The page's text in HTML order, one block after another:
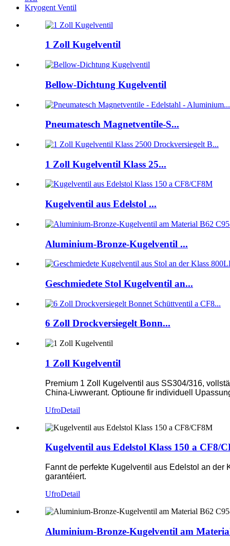
Kryogent Ventil
1 Zoll Kugelventil
Bellow-Dichtung Kugelventil
Pneumatesch Magnetventile-S...
1 Zoll Kugelventil Klass 25...
Kugelventil aus Edelstol ...
Aluminium-Bronze-Kugelventil ...
Geschmiedete Stol Kugelventil an...
6 Zoll Drockversiegelt Bonn...
1 Zoll Kugelventil
Premium 1 Zoll Kugelventil aus SS304/316,
China-Liwwerant. Optioune fir individuell
UfroDetail
Kugelventil aus Edelstol Klass 150 a CF8/
Fannt de perfekte Kugelventil aus Edelstol an
garantéiert.
UfroDetail
Aluminium-Bronze-Kugelventil am